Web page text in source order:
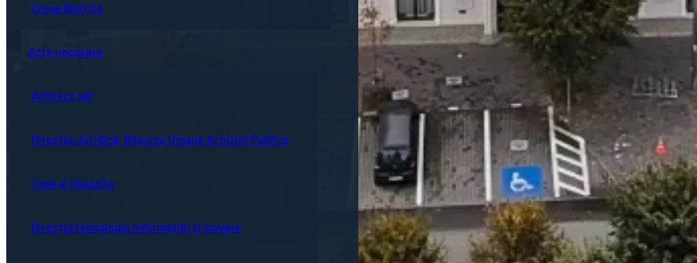
Creșa Bistrița
Acte necesare
Arhitect șef
Direcția Juridică, Resurse Umane Achiziții Publice
Taxe și impozite
Direcția tehnologia informației și inovare